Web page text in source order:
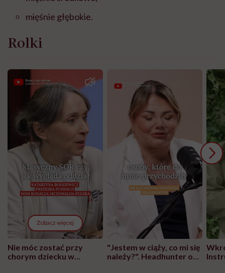
mięśnie głębokie.
Rolki
Zobacz więcej
Nie móc zostać przy
chorym dziecku w
"Jestem w ciąży, co mi się
należy?". Headhunter o